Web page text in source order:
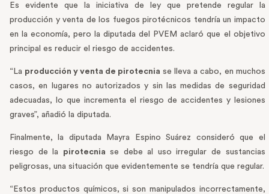
Es evidente que la iniciativa de ley que pretende regular la
producción y venta de los fuegos pirotécnicos tendría un impacto
en la economía, pero la diputada del PVEM aclaró que el objetivo
principal es reducir el riesgo de accidentes.
“La producción y venta de pirotecnia se lleva a cabo, en muchos
casos, en lugares no autorizados y sin las medidas de seguridad
adecuadas, lo que incrementa el riesgo de accidentes y lesiones
graves”, añadió la diputada.
Finalmente, la diputada Mayra Espino Suárez consideró que el
riesgo de la pirotecnia se debe al uso irregular de sustancias
peligrosas, una situación que evidentemente se tendría que regular.
“Estos productos químicos, si son manipulados incorrectamente,